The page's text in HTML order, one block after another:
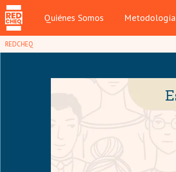
Quiénes Somos Metodología
REDCHEQ